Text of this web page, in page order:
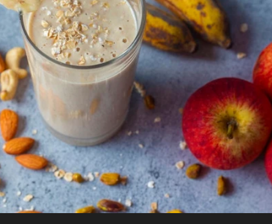
Beliebte Suchbegriffe
”Protein Powder“
”Overnight Oats“
”Vegan protein“
”Collagen“
”Micellar Casein“